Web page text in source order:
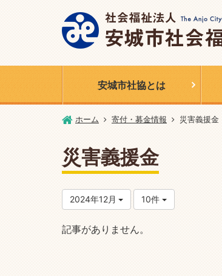
安城市社協とは
ホーム 寄付・募金情報 災害義援金
災害義援金
2024年12月 10件
記事がありません。